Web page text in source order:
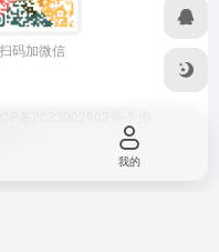
扫码加微信
动
我的